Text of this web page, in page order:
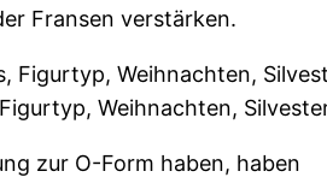
Fransen verstärken.
Weihnachten,
zur O-Form haben, haben